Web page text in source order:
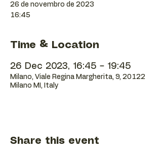
26 de novembro de 2023
16:45
Time & Location
26 Dec 2023, 16:45 – 19:45
Milano, Viale Regina Margherita, 9, 20122
Milano MI, Italy
Share this event